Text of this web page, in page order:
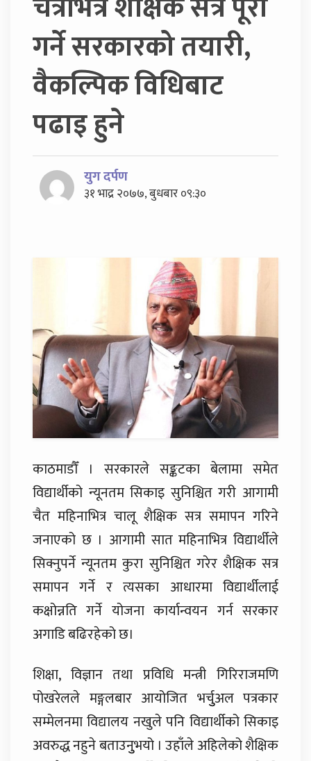
गर्ने सरकारको तयारी,
वैकल्पिक विधिबाट
पढाइ हुने
युग दर्पण
३१ भाद्र २०७७, बुधबार ०९:३०
काठमाडौँ । सरकारले सङ्कटका बेलामा समेत
विद्यार्थीको न्यूनतम सिकाइ सुनिश्चित गरी आगामी
चैत महिनाभित्र चालू शैक्षिक सत्र समापन गरिने
जनाएको छ । आगामी सात महिनाभित्र विद्यार्थीले
सिक्नुपर्ने न्यूनतम कुरा सुनिश्चित गरेर शैक्षिक सत्र
समापन गर्ने र त्यसका आधारमा विद्यार्थीलाई
कक्षोन्नति गर्ने योजना कार्यान्वयन गर्न सरकार
अगाडि बढिरहेको छ।
शिक्षा, विज्ञान तथा प्रविधि मन्त्री गिरिराजमणि
पोखरेलले मङ्गलबार आयोजित भर्चुुअल पत्रकार
सम्मेलनमा विद्यालय नखुले पनि विद्यार्थीको सिकाइ
अवरुद्ध नहुने बताउनुुभयो । उहाँले अहिलेको शैक्षिक